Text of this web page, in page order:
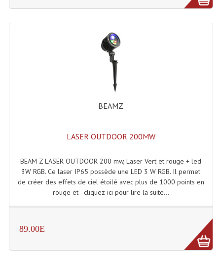
Enceintes Hifi
Enceintes Monitoring
Filtres Actifs, Correcteurs
Filtres Passifs
Haut-Parleurs Amplis Guitare
Moteurs Pavillons Pour Enceinte
BEAMZ
LASER OUTDOOR 200MW
BEAM Z LASER OUTDOOR 200 mw, Laser Vert et rouge + led
3W RGB. Ce laser IP65 possède une LED 3 W RGB. Il permet
de créer des effets de ciel étoilé avec plus de 1000 points en
rouge et - cliquez-ici pour lire la suite...
89.00E